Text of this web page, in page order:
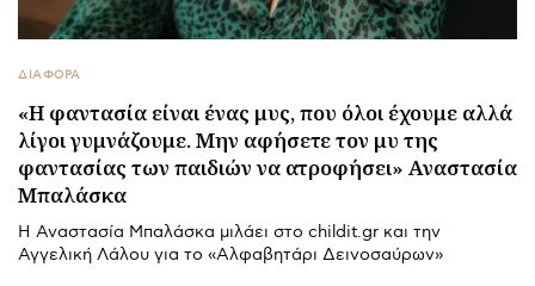
ΔΙΑΦΟΡΑ
«Η φαντασία είναι ένας μυς, που όλοι έχουμε αλλά
λίγοι γυμνάζουμε. Μην αφήσετε τον μυ της
φαντασίας των παιδιών να ατροφήσει» Αναστασία
Μπαλάσκα
Η Αναστασία Μπαλάσκα μιλάει στο childit.gr και την
Αγγελική Λάλου για το «Αλφαβητάρι Δεινοσαύρων»